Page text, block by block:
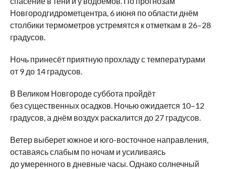
Новгородгидрометцентра, 6 июня по области днём
столбики термометров устремятся к отметкам в 26–28
градусов.
Ночь принесёт приятную прохладу с температурами
от 9 до 14 градусов.
В Великом Новгороде суббота пройдёт
без существенных осадков. Ночью ожидается 10–12
градусов, а днём воздух раскалится до 27 градусов.
Ветер выберет южное и юго-восточное направления,
оставаясь слабым по ночам и усиливаясь
до умеренного в дневные часы. Однако солнечный